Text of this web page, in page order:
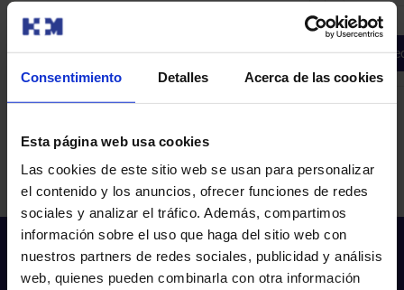
Consentimiento Detalles Acerca de las cookies
Esta página web usa cookies
Las cookies de este sitio web se usan para personalizar
el contenido y los anuncios, ofrecer funciones de redes
sociales y analizar el tráfico. Además, compartimos
información sobre el uso que haga del sitio web con
nuestros partners de redes sociales, publicidad y análisis
web, quienes pueden combinarla con otra información
Pedir cita